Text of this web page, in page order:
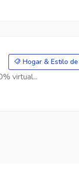
Hogar & Estilo
virtual...